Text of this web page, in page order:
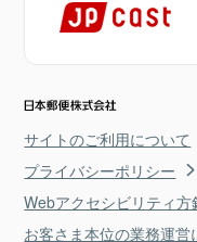
サイトのご利用について
プライバシーポリシー
Webアクセシビリティ方
お客さま本位の業務運